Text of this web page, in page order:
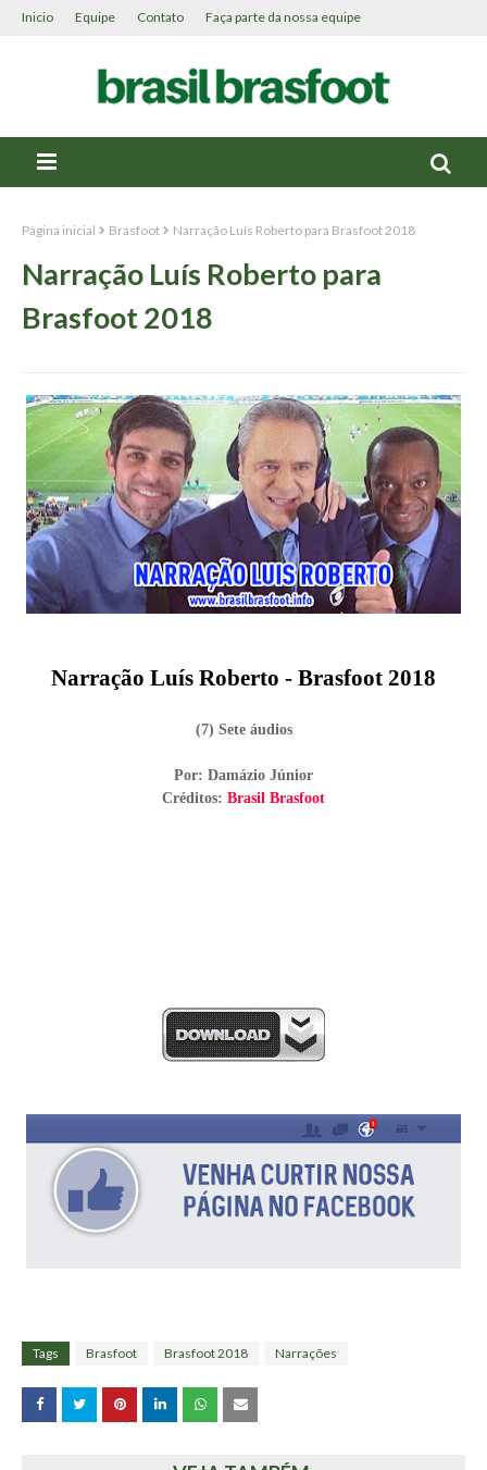
Inicio Equipe Contato Faça parte da nossa equipe
Página inicial Brasfoot Narração Luís Roberto para Brasfoot 2018
Narração Luís Roberto para
Brasfoot 2018
Narração Luís Roberto - Brasfoot 2018
(7) Sete áudios
Por: Damázio Júnior
Créditos: Brasil Brasfoot
Tags Brasfoot Brasfoot 2018 Narrações